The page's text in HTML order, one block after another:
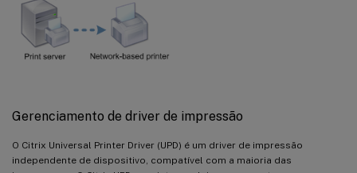
Gerenciamento de driver de impressão
O Citrix Universal Printer Driver (UPD) é um driver de impressão
independente de dispositivo, compatível com a maioria das